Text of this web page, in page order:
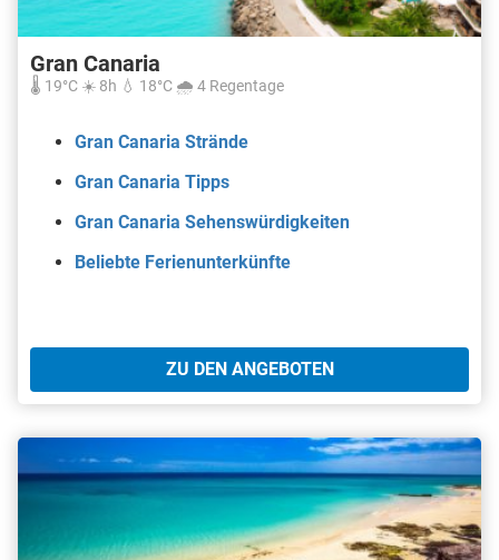
Gran Canaria
🌡️ 19°C ☀️ 8h 💧 18°C 🌧️ 4 Regentage
Gran Canaria Strände
Gran Canaria Tipps
Gran Canaria Sehenswürdigkeiten
Beliebte Ferienunterkünfte
ZU DEN ANGEBOTEN